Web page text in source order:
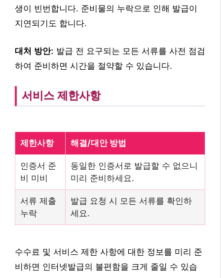
생이 빈번합니다. 준비물의 누락으로 인해 발급이
지연되기도 합니다.
대처 방안: 발급 전 요구되는 모든 서류를 사전 점검
하여 준비하면 시간을 절약할 수 있습니다.
서비스 제한사항
제한사항 해결/대안 방법
인증서 준
비 미비
동일한 인증서로 발급할 수 없으니
미리 준비하세요.
서류 제출
누락
발급 요청 시 모든 서류를 확인하
세요.
수수료 및 서비스 제한 사항에 대한 정보를 미리 준
비하면 인터넷발급의 불편함을 크게 줄일 수 있습